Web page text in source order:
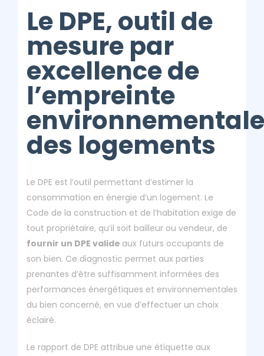
Le DPE, outil de
mesure par
excellence de
l’empreinte
environnementale
des logements
Le DPE est l’outil permettant d’estimer la
consommation en énergie d’un logement. Le
Code de la construction et de l’habitation exige de
tout propriétaire, qu’il soit bailleur ou vendeur, de
fournir un DPE valide aux futurs occupants de
son bien. Ce diagnostic permet aux parties
prenantes d’être suffisamment informées des
performances énergétiques et environnementales
du bien concerné, en vue d’effectuer un choix
éclairé.
Le rapport de DPE attribue une étiquette aux